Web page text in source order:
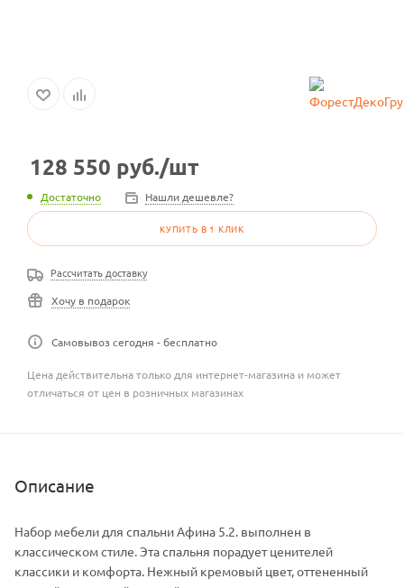
128 550 руб./шт
Достаточно Нашли дешевле?
КУПИТЬ В 1 КЛИК
Рассчитать доставку
Хочу в подарок
Самовывоз сегодня - бесплатно
Цена действительна только для интернет-магазина и может
отличаться от цен в розничных магазинах
Описание
Набор мебели для спальни Афина 5.2. выполнен в
классическом стиле. Эта спальня порадует ценителей
классики и комфорта. Нежный кремовый цвет, оттененный